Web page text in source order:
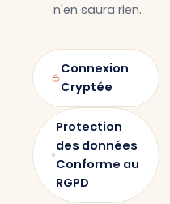
n'en saura rien.
Connexion
Cryptée
Protection
des données
Conforme au
RGPD